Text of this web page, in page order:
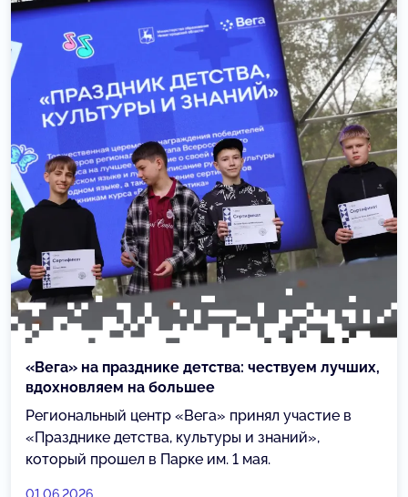
«Вега» на празднике детства: чествуем лучших,
вдохновляем на большее
Региональный центр «Вега» принял участие в
«Празднике детства, культуры и знаний»,
который прошел в Парке им. 1 мая.